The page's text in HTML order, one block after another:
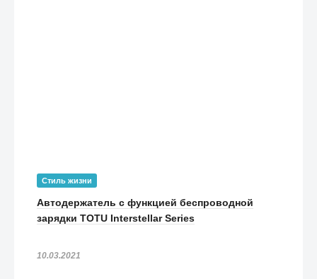
Стиль жизни
Автодержатель с функцией беспроводной
зарядки TOTU Interstellar Series
10.03.2021